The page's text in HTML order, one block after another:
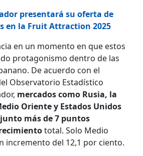
presentará su oferta de
en la Fruit Attraction 2025
en un momento en que estos
protagonismo dentro de las
De acuerdo con el
Observatorio Estadístico
mercados como Rusia, la
Oriente y Estados Unidos
más de 7 puntos
total. Solo Medio
incremento del 12,1 por ciento.